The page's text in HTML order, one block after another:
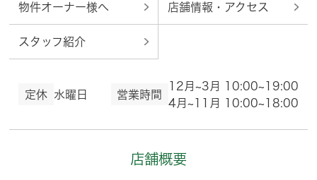
物件オーナー様へ 店舗情報・アクセス
スタッフ紹介
定休 水曜日 営業時間
12月~3月 10:00~19:00
4月~11月 10:00~18:00
店舗概要